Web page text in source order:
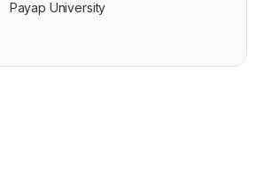
Payap University